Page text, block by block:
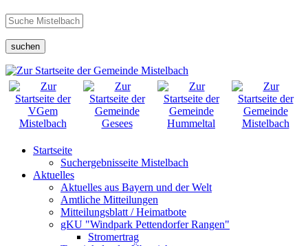
suchen
Startseite
Suchergebnisseite Mistelbach
Aktuelles
Aktuelles aus Bayern und der Welt
Amtliche Mitteilungen
Mitteilungsblatt / Heimatbote
gKU "Windpark Pettendorfer Rangen"
Stromertrag